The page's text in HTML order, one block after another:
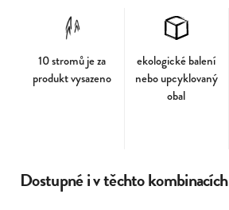
10 stromů je za
produkt vysazeno
ekologické balení
nebo upcyklovaný
obal
Dostupné i v těchto kombinacích